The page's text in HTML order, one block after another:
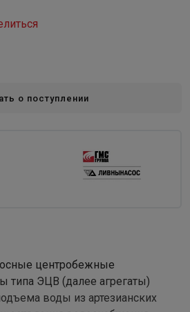
о поступлении
центробежные
типа ЭЦВ (далее агрегаты)
воды из артезианских